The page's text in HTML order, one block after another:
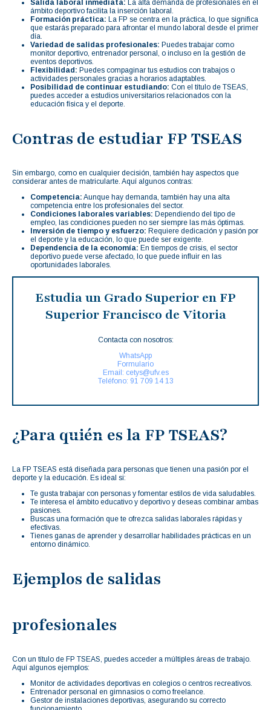
Salida laboral inmediata: La alta demanda de profesionales en el
ámbito deportivo facilita la inserción laboral.
Formación práctica: La FP se centra en la práctica, lo que significa
que estarás preparado para afrontar el mundo laboral desde el primer
día.
Variedad de salidas profesionales: Puedes trabajar como
monitor deportivo, entrenador personal, o incluso en la gestión de
eventos deportivos.
Flexibilidad: Puedes compaginar tus estudios con trabajos o
actividades personales gracias a horarios adaptables.
Posibilidad de continuar estudiando: Con el título de TSEAS,
puedes acceder a estudios universitarios relacionados con la
educación física y el deporte.
Contras de estudiar FP TSEAS
Sin embargo, como en cualquier decisión, también hay aspectos que
considerar antes de matricularte. Aquí algunos contras:
Competencia: Aunque hay demanda, también hay una alta
competencia entre los profesionales del sector.
Condiciones laborales variables: Dependiendo del tipo de
empleo, las condiciones pueden no ser siempre las más óptimas.
Inversión de tiempo y esfuerzo: Requiere dedicación y pasión por
el deporte y la educación, lo que puede ser exigente.
Dependencia de la economía: En tiempos de crisis, el sector
deportivo puede verse afectado, lo que puede influir en las
oportunidades laborales.
Estudia un Grado Superior en FP
Superior Francisco de Vitoria
Contacta con nosotros:
WhatsApp
Formulario
Email: cetys@ufv.es
Teléfono: 91 709 14 13
¿Para quién es la FP TSEAS?
La FP TSEAS está diseñada para personas que tienen una pasión por el
deporte y la educación. Es ideal si:
Te gusta trabajar con personas y fomentar estilos de vida saludables.
Te interesa el ámbito educativo y deportivo y deseas combinar ambas
pasiones.
Buscas una formación que te ofrezca salidas laborales rápidas y
efectivas.
Tienes ganas de aprender y desarrollar habilidades prácticas en un
entorno dinámico.
Ejemplos de salidas
profesionales
Con un título de FP TSEAS, puedes acceder a múltiples áreas de trabajo.
Aquí algunos ejemplos:
Monitor de actividades deportivas en colegios o centros recreativos.
Entrenador personal en gimnasios o como freelance.
Gestor de instalaciones deportivas, asegurando su correcto